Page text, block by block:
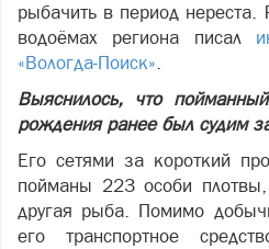
рыбачить в период нереста.
водоёмах региона писал
«Вологда-Поиск».
Выяснилось, что
рождения ранее был судим
Его сетями за короткий
пойманы 223 особи
другая рыба. Помимо
его транспортное